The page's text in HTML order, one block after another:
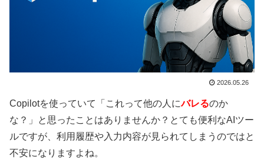
2026.05.26
Copilotを使っていて「これって他の人にバレるのか
な？」と思ったことはありませんか？とても便利なAIツー
ルですが、利用履歴や入力内容が見られてしまうのではと
不安になりますよね。